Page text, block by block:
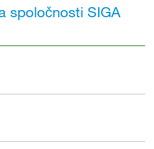
spoločnosti SIGA